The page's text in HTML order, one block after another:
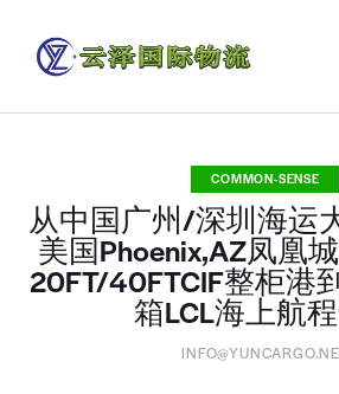
COMMON-SENSE
从中国广州/深圳海运
美国Phoenix,AZ凤凰
20FT/40FTCIF整柜港
箱LCL海上航